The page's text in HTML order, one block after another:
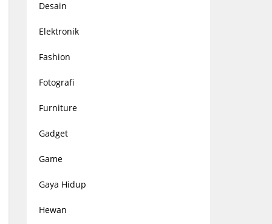
Desain
Elektronik
Fashion
Fotografi
Furniture
Gadget
Game
Gaya Hidup
Hewan